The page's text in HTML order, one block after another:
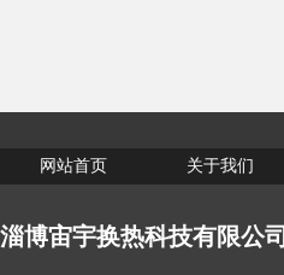
网站首页 关于我们
淄博宙宇换热科技有限公司